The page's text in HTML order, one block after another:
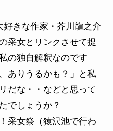
きな作家・芥川龍之介
采女とリンクさせて捉
の独自解釈なのです
ありうるかも？」と私
だな・・などと思って
でしょうか？
采女祭（猿沢池で行わ